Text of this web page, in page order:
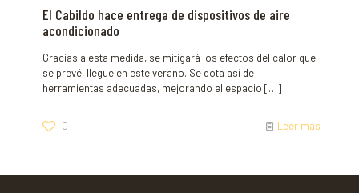
El Cabildo hace entrega de dispositivos de aire
acondicionado
Gracias a esta medida, se mitigará los efectos del calor que
se prevé, llegue en este verano. Se dota así de
herramientas adecuadas, mejorando el espacio […]
0 Leer más